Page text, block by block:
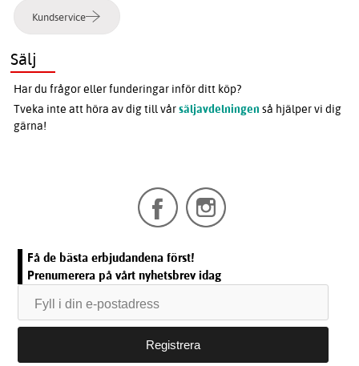
Kundservice
Sälj
Har du frågor eller funderingar inför ditt köp?
Tveka inte att höra av dig till vårsäljavdelningen så hjälper vi dig
gärna!
Få de bästa erbjudandena först!
Prenumerera på vårt nyhetsbrev idag